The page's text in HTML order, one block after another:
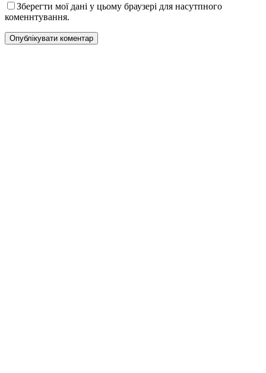
Зберегти мої дані у цьому браузері для насутпного
коменнтування.